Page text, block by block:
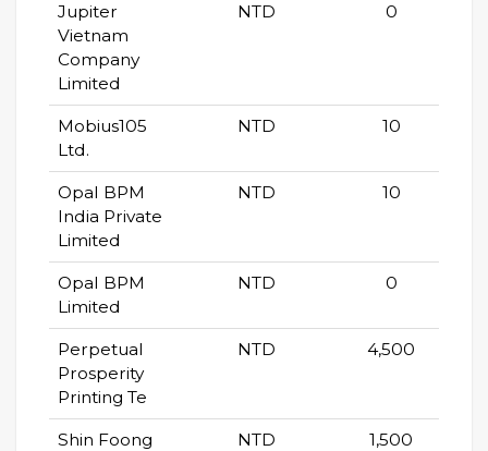
Jupiter
Vietnam
Company
Limited
NTD 0
Mobius105
Ltd.
NTD 10
Opal BPM
India Private
Limited
NTD 10
Opal BPM
Limited
NTD 0
Perpetual
Prosperity
Printing Te
NTD 4,500
Shin Foong
NTD 1,500